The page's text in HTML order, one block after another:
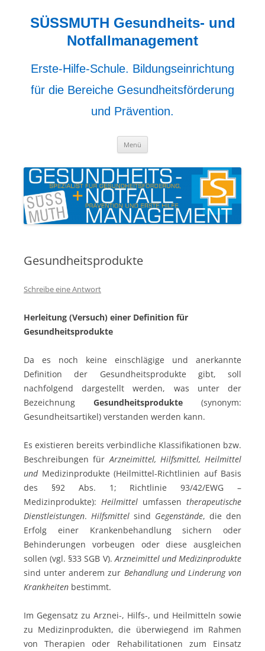
springenSÜSSMUTH Gesundheits- und
Notfallmanagement
Erste-Hilfe-Schule. Bildungseinrichtung
für die Bereiche Gesundheitsförderung
und Prävention.
Menü
Gesundheitsprodukte
Schreibe eine Antwort
Herleitung (Versuch) einer Definition für
Gesundheitsprodukte
Da es noch keine einschlägige und anerkannte
Definition der Gesundheitsprodukte gibt, soll
nachfolgend dargestellt werden, was unter der
Bezeichnung Gesundheitsprodukte (synonym:
Gesundheitsartikel) verstanden werden kann.
Es existieren bereits verbindliche Klassifikationen bzw.
Beschreibungen fürArzneimittel, Hilfsmittel, Heilmittel
undMedizinprodukte (Heilmittel-Richtlinien auf Basis
des §92 Abs. 1; Richtlinie 93/42/EWG –
Medizinprodukte): Heilmittel umfassen therapeutische
Dienstleistungen. Hilfsmittel sind Gegenstände, die den
Erfolg einer Krankenbehandlung sichern oder
Behinderungen vorbeugen oder diese ausgleichen
sollen (vgl. §33 SGB V).Arzneimittel und Medizinprodukte
sind unter anderem zur Behandlung undLinderung von
Krankheiten bestimmt.
Im Gegensatz zu Arznei-, Hilfs-, und Heilmitteln sowie
zu Medizinprodukten, die überwiegend im Rahmen
von Therapien oder Rehabilitationen zum Einsatz